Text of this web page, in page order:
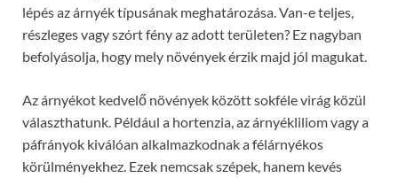
lépés az árnyék típusának meghatározása. Van-e teljes,
részleges vagy szórt fény az adott területen? Ez nagyban
befolyásolja, hogy mely növények érzik majd jól magukat.
Az árnyékot kedvelő növények között sokféle virág közül
választhatunk. Például a hortenzia, az árnyékliliom vagy a
páfrányok kiválóan alkalmazkodnak a félárnyékos
körülményekhez. Ezek nemcsak szépek, hanem kevés